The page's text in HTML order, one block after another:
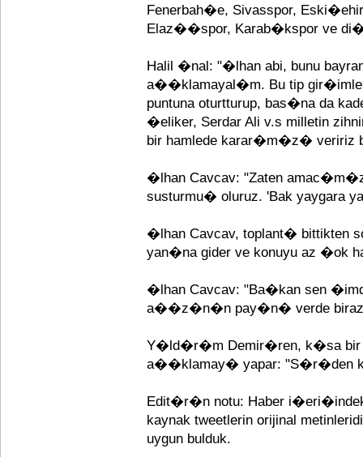
Fenerbah�e, Sivasspor,
Elaz��spor, Karab�kspor ve
Halil �nal: "�lhan abi, bunu
a��klamayal�m. Bu tip
puntuna oturtturup, bas�na da
�eliker, Serdar Ali v.s milletin
bir hamlede karar�m�z� veririz
�lhan Cavcav: "Zaten
susturmu� oluruz. 'Bak yaygara
�lhan Cavcav, toplant�
yan�na gider ve konuyu az �ok
�lhan Cavcav: "Ba�kan sen
a��z�n�n pay�n� verde biraz
Y�ld�r�m Demir�ren, k�sa bir
a��klamay� yapar: "S�r�den
Edit�r�n notu: Haber
kaynak tweetlerin orijinal
uygun bulduk.